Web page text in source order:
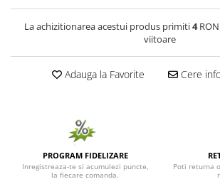
La achizitionarea acestui produs primiti4
viitoare
Adauga la Favorite Cere
PROGRAM FIDELIZARE
Inregistreaza-te si acumulezi puncte,
la fiecare comanda.
Poti returna